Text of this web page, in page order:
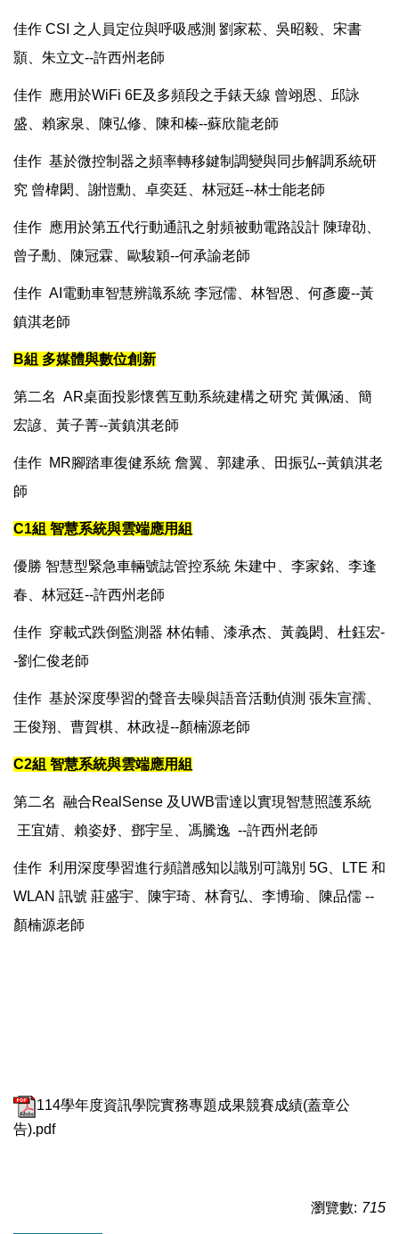
佳作 CSI 之人員定位與呼吸感測 劉家菘、吳昭毅、宋書
顥、朱立文--許西州老師
佳作 應用於WiFi 6E及多頻段之手錶天線 曾翊恩、邱詠
盛、賴家泉、陳弘修、陳和榛--蘇欣龍老師
佳作 基於微控制器之頻率轉移鍵制調變與同步解調系統研
究 曾椲閎、謝愷勳、卓奕廷、林冠廷--林士能老師
佳作 應用於第五代行動通訊之射頻被動電路設計 陳瑋劭、
曾子勳、陳冠霖、歐駿穎--何承諭老師
佳作 AI電動車智慧辨識系統 李冠儒、林智恩、何彥慶--黃
鎮淇老師
B組 多媒體與數位創新
第二名 AR桌面投影懷舊互動系統建構之研究 黃佩涵、簡
宏諺、黃子菁--黃鎮淇老師
佳作 MR腳踏車復健系統 詹翼、郭建承、田振弘--黃鎮淇老
師
C1組 智慧系統與雲端應用組
優勝 智慧型緊急車輛號誌管控系統 朱建中、李家銘、李逢
春、林冠廷--許西州老師
佳作 穿載式跌倒監測器 林佑輔、漆承杰、黃義閎、杜鈺宏-
-劉仁俊老師
佳作 基於深度學習的聲音去噪與語音活動偵測 張朱宣孺、
王俊翔、曹賀棋、林政禔--顏楠源老師
C2組 智慧系統與雲端應用組
第二名 融合RealSense 及UWB雷達以實現智慧照護系統
王宜婧、賴姿妤、鄧宇呈、馮騰逸 --許西州老師
佳作 利用深度學習進行頻譜感知以識別可識別 5G、LTE 和
WLAN 訊號 莊盛宇、陳宇琦、林育弘、李博瑜、陳品儒 --
顏楠源老師
114學年度資訊學院實務專題成果競賽成績(蓋章公
告).pdf
瀏覽數: 715